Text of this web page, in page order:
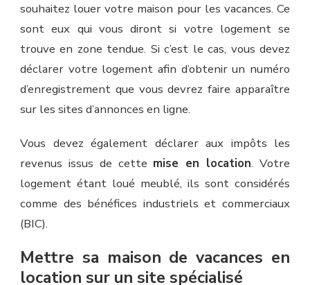
souhaitez louer votre maison pour les vacances. Ce
sont eux qui vous diront si votre logement se
trouve en zone tendue. Si c’est le cas, vous devez
déclarer votre logement afin d’obtenir un numéro
d’enregistrement que vous devrez faire apparaître
sur les sites d’annonces en ligne.
Vous devez également déclarer aux impôts les
revenus issus de cette mise en location. Votre
logement étant loué meublé, ils sont considérés
comme des bénéfices industriels et commerciaux
(BIC).
Mettre sa maison de vacances en
location sur un site spécialisé